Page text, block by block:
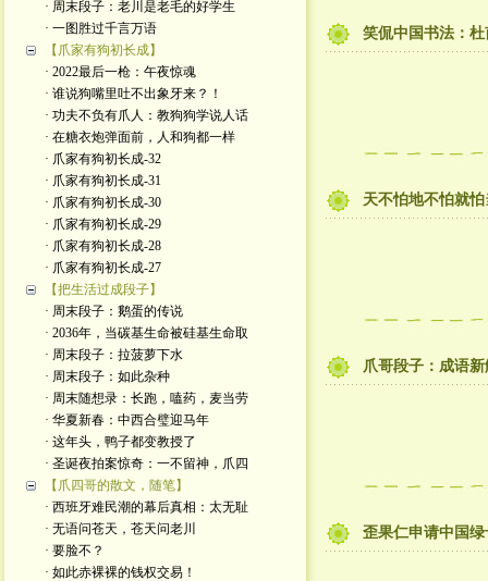
· 周末段子：老川是老毛的好学生
· 一图胜过千言万语
【爪家有狗初长成】
· 2022最后一枪：午夜惊魂
· 谁说狗嘴里吐不出象牙来？！
· 功夫不负有爪人：教狗狗学说人话
· 在糖衣炮弹面前，人和狗都一样
· 爪家有狗初长成-32
· 爪家有狗初长成-31
· 爪家有狗初长成-30
· 爪家有狗初长成-29
· 爪家有狗初长成-28
· 爪家有狗初长成-27
【把生活过成段子】
· 周末段子：鹅蛋的传说
· 2036年，当碳基生命被硅基生命取
· 周末段子：拉菠萝下水
· 周末段子：如此杂种
· 周末随想录：长跑，嗑药，麦当劳
· 华夏新春：中西合璧迎马年
· 这年头，鸭子都变教授了
· 圣诞夜拍案惊奇：一不留神，爪四
【爪四哥的散文，随笔】
· 西班牙难民潮的幕后真相：太无耻
· 无语问苍天，苍天问老川
· 要脸不？
· 如此赤裸裸的钱权交易！
笑侃中国书法：
天不怕地不怕就
爪哥段子：成语新
歪果仁申请中国